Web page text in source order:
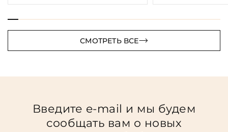
СМОТРЕТЬ ВСЕ
Введите e-mail и мы будем
сообщать вам о новых